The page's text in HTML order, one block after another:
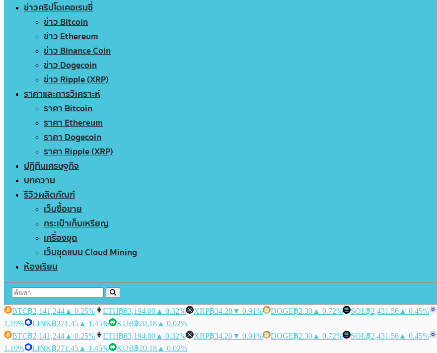
ข่าวคริปโตเคอเรนซี่
ข่าว Bitcoin
ข่าว Ethereum
ข่าว Binance Coin
ข่าว Dogecoin
ข่าว Ripple (XRP)
ราคาและการวิเคราะห์
ราคา Bitcoin
ราคา Ethereum
ราคา Dogecoin
ราคา Ripple (XRP)
ปฏิทินเศรษฐกิจ
บทความ
รีวิวผลิตภัณฑ์
เว็บซื้อขาย
กระเป๋าเก็บเหรียญ
เครื่องขุด
เว็บขุดแบบ Cloud Mining
ห้องเรียน
BTC฿2,141,244 ▲ 0.25% ETH฿63,194.00 ▲ 0.32% XRP฿34.20▼ 0.91% DOGE฿2.30 ▲ 0.72% SOL฿2,431.56 ▲ 0.45%
1.19%
LINK฿271.45 ▲ 1.45% KUB฿20.18 ▲ 0.02%
BTC฿2,141,244 ▲ 0.25% ETH฿63,194.00 ▲ 0.32% XRP฿34.20▼ 0.91% DOGE฿2.30 ▲ 0.72% SOL฿2,431.56 ▲ 0.45%
1.19%
LINK฿271.45 ▲ 1.45% KUB฿20.18 ▲ 0.02%